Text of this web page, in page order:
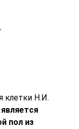
клетки Н.И.
пол из